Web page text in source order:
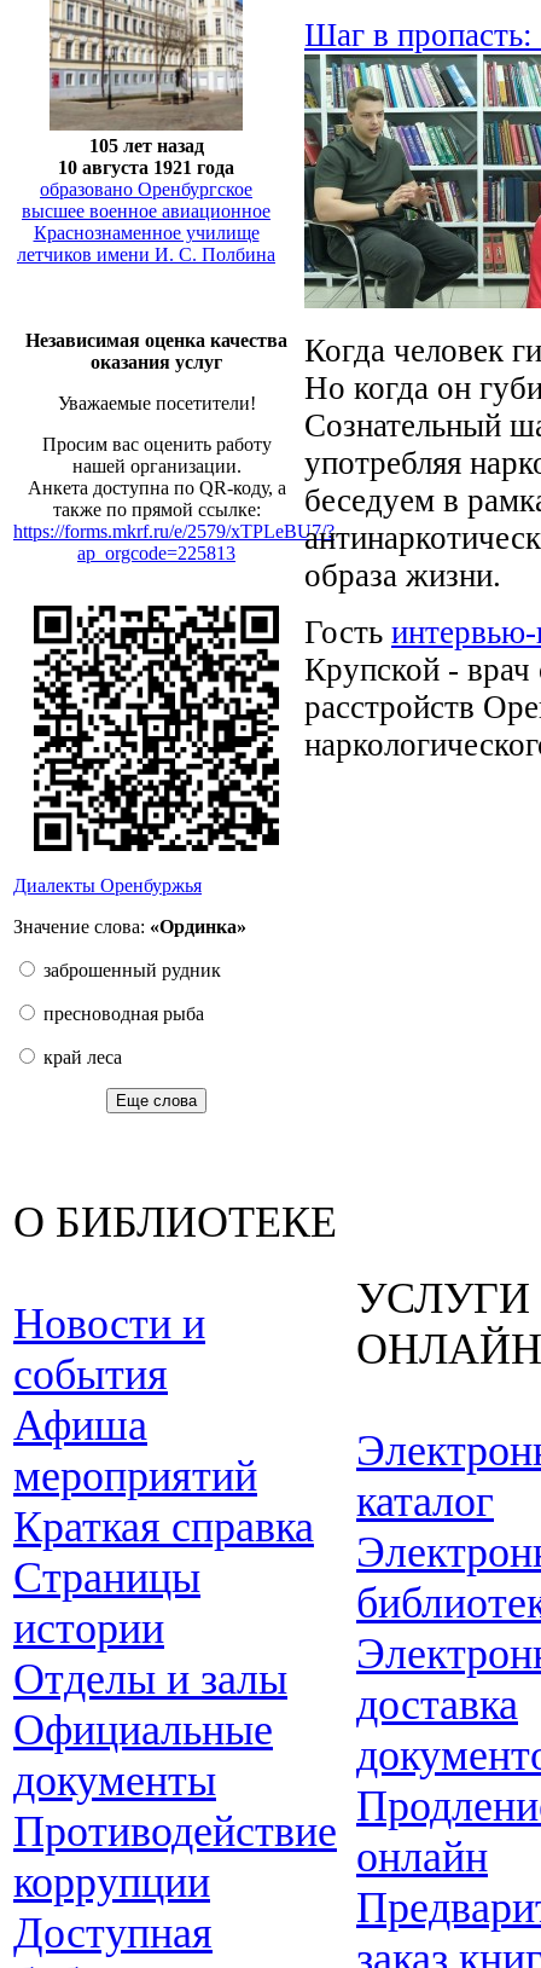
105 лет назад
10 августа 1921 года
образовано Оренбургское
высшее военное авиационное
Краснознаменное училище
летчиков имени И. С. Полбина
Независимая оценка качества
оказания услуг
Уважаемые посетители!
Просим вас оценить работу
нашей организации.
Анкета доступна по QR-коду, а
также по прямой ссылке:
https://forms.mkrf.ru/e/2579/xTPLeBU7/?
ap_orgcode=225813
Диалекты Оренбуржья
Значение слова: «Ординка»
заброшенный рудник
пресноводная рыба
край леса
Еще слова
Шаг в пропасть:
Когда человек
Но когда он
Сознательный
употребляя
беседуем в
образа жизни.
Гость
Крупской - врач
расстройств
О БИБЛИОТЕКЕ
Новости и
события
Афиша
мероприятий
Краткая справка
Страницы
истории
Отделы и залы
Официальные
документы
Противодействие
коррупции
Доступная
УСЛУГИ
ОНЛАЙН
каталог
доставка
онлайн
заказ